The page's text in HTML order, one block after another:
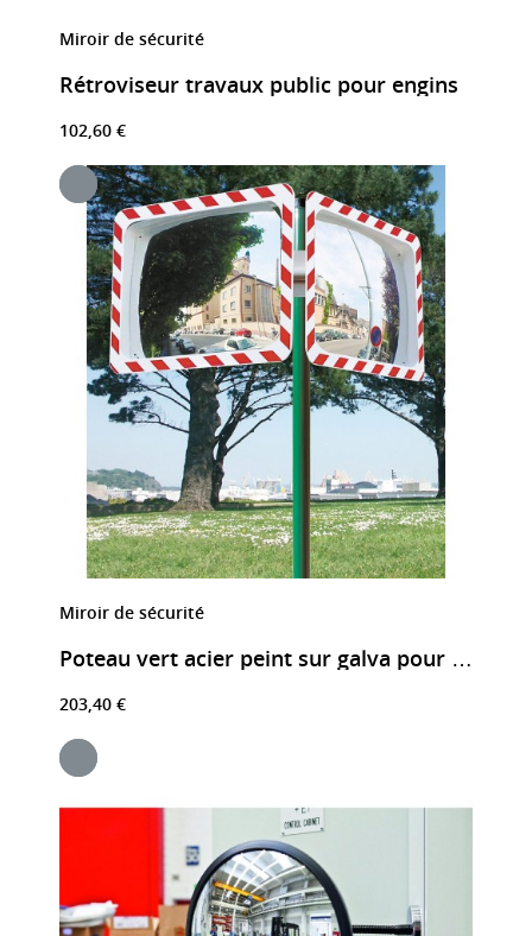
Miroir de sécurité
Rétroviseur travaux public pour engins
102,60 €
Miroir de sécurité
Poteau vert acier peint sur galva pour miroir de sécurité
203,40 €